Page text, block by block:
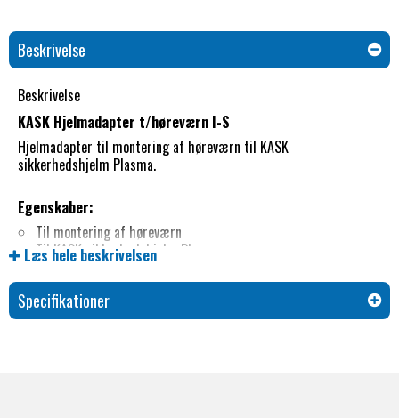
Beskrivelse
Beskrivelse
KASK Hjelmadapter t/høreværn I-S
Hjelmadapter til montering af høreværn til KASK
sikkerhedshjelm Plasma.
Egenskaber:
Til montering af høreværn
Til KASK sikkerhedshjelm Plasma
Udvalgte specifikationer
Produkttype
Hjelmadapter
Læs hele beskrivelsen
Specifikationer